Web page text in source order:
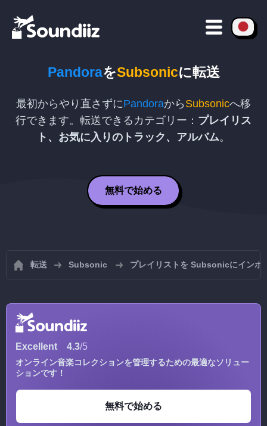
PandoraをSubsonicに転送
最初からやり直さずにPandoraから Subsonicへ移
行できます。転送できるカテゴリー： プレイリス
ト、お気に入りのトラック、アルバム。
無料で始める
転送 Subsonic プレイリストを Subsonicにインポ
Excellent 4.3/5
オンライン音楽コレクションを管理するための最適なソリュー
ションです！
無料で始める